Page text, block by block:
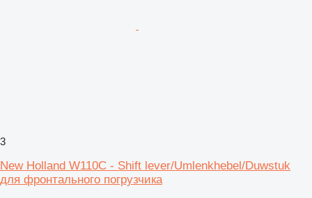
3
New Holland W110C - Shift lever/Umlenkhebel/Duwstuk
для фронтального погрузчика